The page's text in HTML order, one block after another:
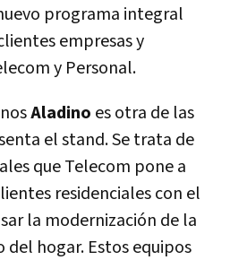
programa integral
empresas y
y Personal.
Aladino es otra de las
el stand. Se trata de
que Telecom pone a
residenciales con el
la modernización de la
hogar. Estos equipos